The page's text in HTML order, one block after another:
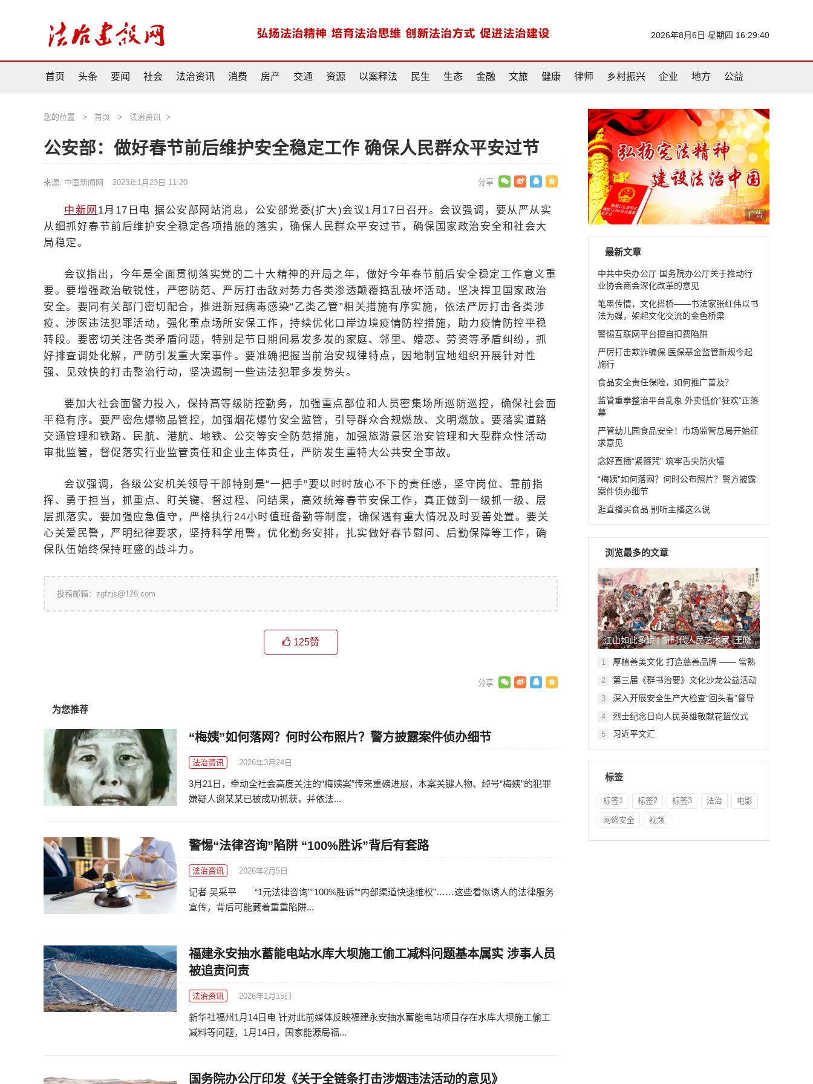
2026年8月6日 星期四 16:29:40
首页 头条 要闻 社会 法治资讯 消费 房产 交通 资源 以案释法 民生 生态 金融 文旅 健康 律师 乡村振兴 企业 地方 公益
您的位置 > 首页 > 法治资讯 >
公安部：做好春节前后维护安全稳定工作 确保人民群众平安过节
来源: 中国新闻网 2023年1月23日 11:20
中新网 1月17日电 据公安部网站消息，公安部党委(扩大)会议1月17日召开。会议强调，要从严从实
从细抓好春节前后维护安全稳定各项措施的落实，确保人民群众平安过节，确保国家政治安全和社会大
局稳定。
会议指出，今年是全面贯彻落实党的二十大精神的开局之年，做好今年春节前后安全稳定工作意义重
要。要增强政治敏锐性，严密防范、严厉打击敌对势力各类渗透颠覆捣乱破坏活动，坚决捍卫国家政治
安全。要同有关部门密切配合，推进新冠病毒感染“乙类乙管”相关措施有序实施，依法严厉打击各类涉
疫、涉医违法犯罪活动，强化重点场所安保工作，持续优化口岸边境疫情防控措施，助力疫情防控平稳
转段。要密切关注各类矛盾问题，特别是节日期间易发多发的家庭、邻里、婚恋、劳资等矛盾纠纷，抓
好排查调处化解，严防引发重大案事件。要准确把握当前治安规律特点，因地制宜地组织开展针对性
强、见效快的打击整治行动，坚决遏制一些违法犯罪多发势头。
要加大社会面警力投入，保持高等级防控勤务，加强重点部位和人员密集场所巡防巡控，确保社会面
平稳有序。要严密危爆物品管控，加强烟花爆竹安全监管，引导群众合规燃放、文明燃放。要落实道路
交通管理和铁路、民航、港航、地铁、公交等安全防范措施，加强旅游景区治安管理和大型群众性活动
审批监管，督促落实行业监管责任和企业主体责任，严防发生重特大公共安全事故。
会议强调，各级公安机关领导干部特别是“一把手”要以时时放心不下的责任感，坚守岗位、靠前指
挥、勇于担当，抓重点、盯关键、督过程、问结果，高效统筹春节安保工作，真正做到一级抓一级、层
层抓落实。要加强应急值守，严格执行24小时值班备勤等制度，确保遇有重大情况及时妥善处置。要关
心关爱民警，严明纪律要求，坚持科学用警，优化勤务安排，扎实做好春节慰问、后勤保障等工作，确
保队伍始终保持旺盛的战斗力。
投稿邮箱：zgfzjs@126.com
125赞
为您推荐
“梅姨”如何落网？何时公布照片？警方披露案件侦办细节
法治资讯 2026年3月24日
3月21日，牵动全社会高度关注的“梅姨案”传来重磅进展，本案关键人物、绰号“梅姨”的犯罪
嫌疑人谢某某已被成功抓获，并依法...
警惕“法律咨询”陷阱 “100%胜诉”背后有套路
法治资讯 2026年2月5日
记者 吴采平 “1元法律咨询”“100%胜诉”“内部渠道快速维权”……这些看似诱人的法律服务
宣传，背后可能藏着重重陷阱...
福建永安抽水蓄能电站水库大坝施工偷工减料问题基本属实 涉事人员
被追责问责
法治资讯 2026年1月15日
新华社福州1月14日电 针对此前媒体反映福建永安抽水蓄能电站项目存在水库大坝施工偷工
减料等问题，1月14日，国家能源局福...
国务院办公厅印发《关于全链条打击涉烟违法活动的意见》
广告
最新文章
中共中央办公厅 国务院办公厅关于推动行
业协会商会深化改革的意见
笔墨传情，文化搭桥——书法家张红伟以书
法为媒，架起文化交流的金色桥梁
警惕互联网平台擅自扣费陷阱
严厉打击欺诈骗保 医保基金监管新规今起
施行
食品安全责任保险，如何推广普及？
监管重拳整治平台乱象 外卖低价“狂欢”正落
幕
严管幼儿园食品安全！市场监管总局开始征
求意见
念好直播“紧箍咒” 筑牢舌尖防火墙
“梅姨”如何落网？何时公布照片？警方披露
案件侦办细节
逛直播买食品 别听主播这么说
浏览最多的文章
江山如此多娇 | 新时代人民艺术家–王晓
鹏
1
厚植善美文化 打造慈善品牌 —— 常熟
举行六个慈善文化教育基地授牌仪式
2
第三届《群书治要》文化沙龙公益活动
在北京顺利举行
3
深入开展安全生产大检查“回头看”督导
检查
4 烈士纪念日向人民英雄敬献花篮仪式
5 习近平文汇
标签
标签1 标签2 标签3 法治 电影
网络安全 视频